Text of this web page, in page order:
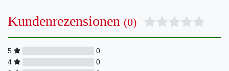
Kundenrezensionen (0)
5
0
4
0